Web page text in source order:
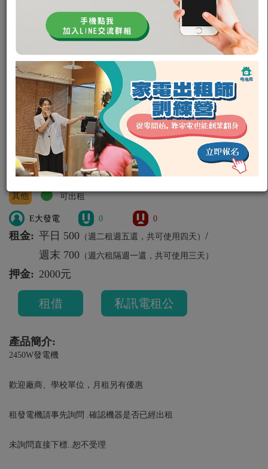
2450W (1號機) 靜音發電機(4) E大
發電機 全台最
2450W
其他 E Power Generator 2450W
其他 可出租
E大發電 0 0
租金: 平日 500 （週二租週五還，共可使用四天） /
週末 700 （週六租隔週一還，共可使用三天）
押金: 2000元
租借 私訊電租公
產品簡介:
2450W發電機
歡迎廠商、學校單位，月租另有優惠
租發電機請事先詢問 .確認機器是否已經出租
未詢問直接下標..恕不受理